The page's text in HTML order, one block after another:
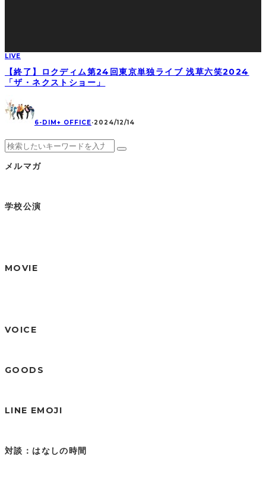
LIVE
【終了】ロクディム第24回東京単独ライブ 浅草六笑2024
「ザ・ネクストショー」
6-DIM+ OFFICE·2024/12/14
メルマガ
学校公演
MOVIE
VOICE
GOODS
LINE EMOJI
対談：はなしの時間